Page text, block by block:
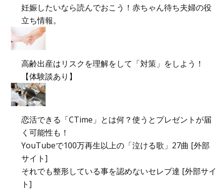
妊娠したいなら読んでおこう！赤ちゃん待ち夫婦の役
立ち情報。
高齢出産はリスクを理解をして「対策」をしよう！
【体験談あり】
恋活できる「CTime」とは何？使うとプレゼントが届
く可能性も！
YouTubeで100万再生以上の「泣ける歌」27曲 [外部
サイト]
それでも整形している事を認めないセレブ達 [外部サイ
ト]